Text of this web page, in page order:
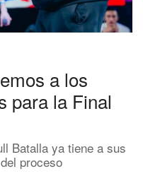
a los
para la Final
Batalla ya tiene a sus
proceso